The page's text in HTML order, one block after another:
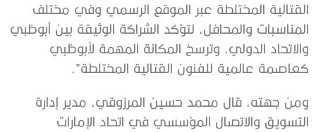
القتالية المختلطة عبر الموقع الرسمي وفي مختلف
المناسبات والمحافل، لتؤكد الشراكة الوثيقة بين أبوظبي
والاتحاد الدولي، وترسخ المكانة المهمة لأبوظبي
كعاصمة عالمية للفنون القتالية المختلطة”.
ومن جهته، قال محمد حسين المرزوقي، مدير إدارة
التسويق والاتصال المؤسسي في اتحاد الإمارات